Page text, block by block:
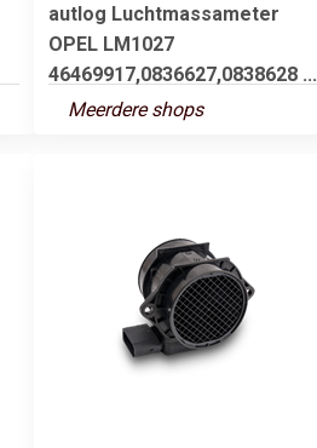
autlog Luchtmassameter
OPEL LM1027
46469917,0836627,0838628 ...
Meerdere shops